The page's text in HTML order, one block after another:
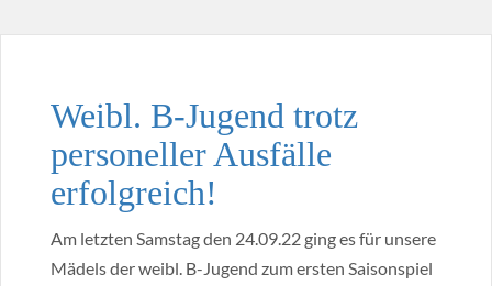
Weibl. B-Jugend trotz
personeller Ausfälle
erfolgreich!
Am letzten Samstag den 24.09.22 ging es für unsere
Mädels der weibl. B-Jugend zum ersten Saisonspiel